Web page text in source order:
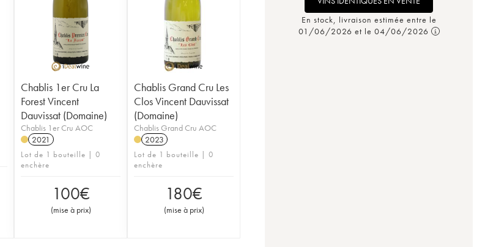
Chablis 1er Cru La
Forest Vincent
Dauvissat (Domaine)
Chablis 1er Cru AOC
2021
Lot de 1 bouteille | 0
enchère
100€
(mise à prix)
Chablis Grand Cru Les
Clos Vincent Dauvissat
(Domaine)
Chablis Grand Cru AOC
2023
Lot de 1 bouteille | 0
enchère
180€
(mise à prix)
En stock, livraison estimée entre le
01/06/2026 et le 04/06/2026